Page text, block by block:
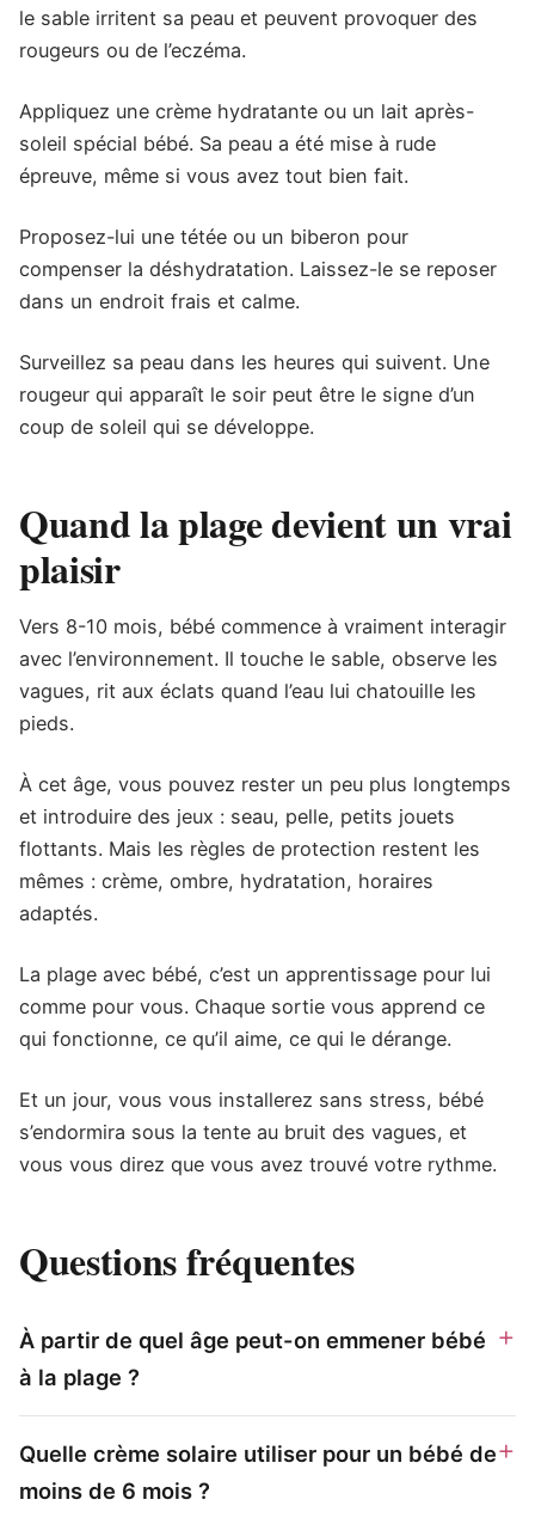
le sable irritent sa peau et peuvent provoquer des
rougeurs ou de l’eczéma.
Appliquez une crème hydratante ou un lait après-
soleil spécial bébé. Sa peau a été mise à rude
épreuve, même si vous avez tout bien fait.
Proposez-lui une tétée ou un biberon pour
compenser la déshydratation. Laissez-le se reposer
dans un endroit frais et calme.
Surveillez sa peau dans les heures qui suivent. Une
rougeur qui apparaît le soir peut être le signe d’un
coup de soleil qui se développe.
Quand la plage devient un vrai
plaisir
Vers 8-10 mois, bébé commence à vraiment interagir
avec l’environnement. Il touche le sable, observe les
vagues, rit aux éclats quand l’eau lui chatouille les
pieds.
À cet âge, vous pouvez rester un peu plus longtemps
et introduire des jeux : seau, pelle, petits jouets
flottants. Mais les règles de protection restent les
mêmes : crème, ombre, hydratation, horaires
adaptés.
La plage avec bébé, c’est un apprentissage pour lui
comme pour vous. Chaque sortie vous apprend ce
qui fonctionne, ce qu’il aime, ce qui le dérange.
Et un jour, vous vous installerez sans stress, bébé
s’endormira sous la tente au bruit des vagues, et
vous vous direz que vous avez trouvé votre rythme.
Questions fréquentes
À partir de quel âge peut-on emmener bébé
à la plage ?
Quelle crème solaire utiliser pour un bébé de
moins de 6 mois ?